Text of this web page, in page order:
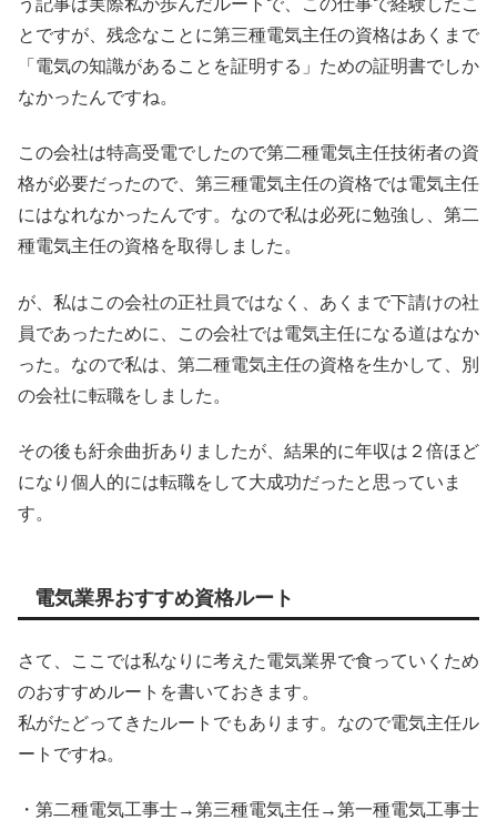
とですが、残念なことに第三種電気主任の資格はあくまで
「電気の知識があることを証明する」ための証明書でしか
なかったんですね。
この会社は特高受電でしたので第二種電気主任技術者の資
格が必要だったので、第三種電気主任の資格では電気主任
にはなれなかったんです。なので私は必死に勉強し、第二
種電気主任の資格を取得しました。
が、私はこの会社の正社員ではなく、あくまで下請けの社
員であったために、この会社では電気主任になる道はなか
った。なので私は、第二種電気主任の資格を生かして、別
の会社に転職をしました。
その後も紆余曲折ありましたが、結果的に年収は２倍ほど
になり個人的には転職をして大成功だったと思っていま
す。
電気業界おすすめ資格ルート
さて、ここでは私なりに考えた電気業界で食っていくため
のおすすめルートを書いておきます。
私がたどってきたルートでもあります。なので電気主任ル
ートですね。
・第二種電気工事士→第三種電気主任→第一種電気工事士